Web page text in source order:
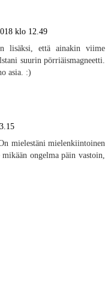
klo 12.49
lisäksi, että ainakin viime
suurin pörriäismagneetti.
asia. :)
mielestäni mielenkiintoinen
ongelma päin vastoin,